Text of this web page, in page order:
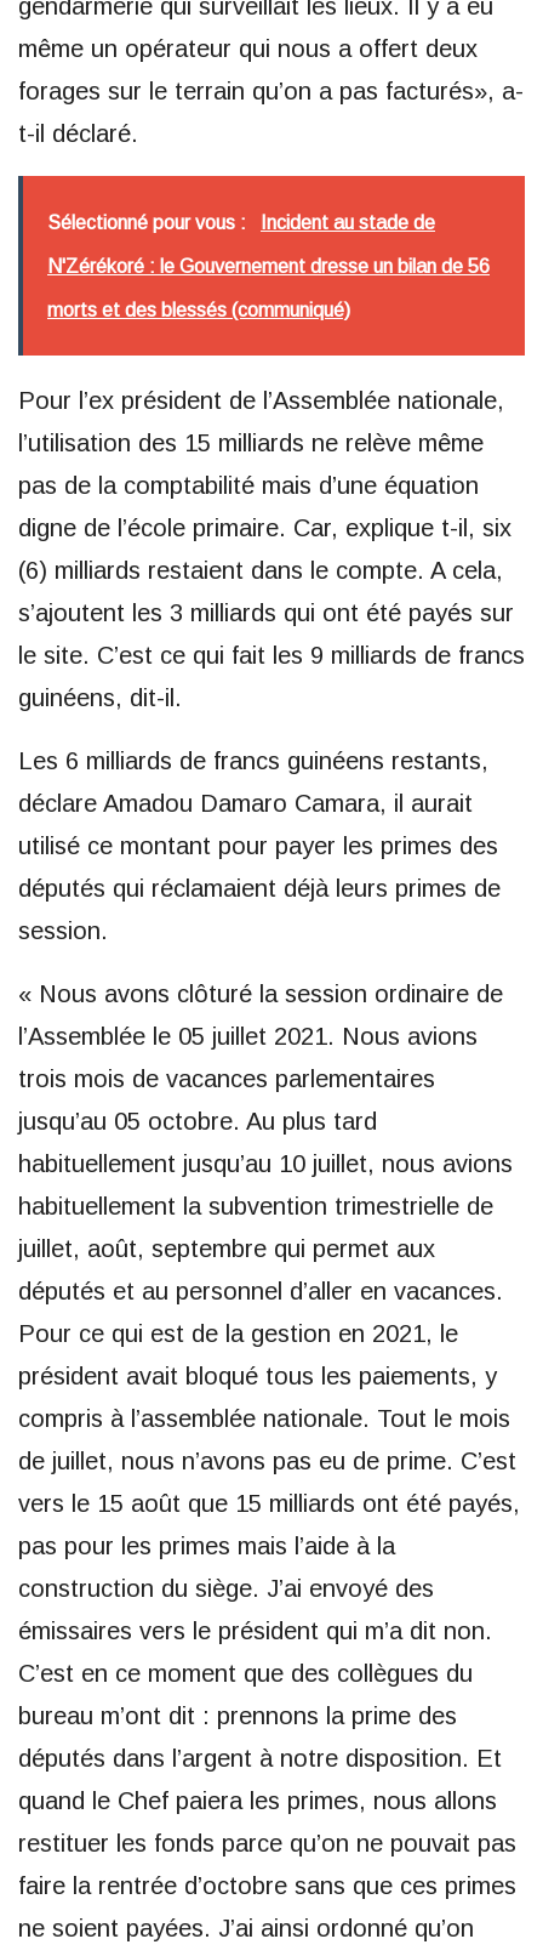
gendarmerie qui surveillait les lieux. Il y a eu
même un opérateur qui nous a offert deux
forages sur le terrain qu’on a pas facturés», a-
t-il déclaré.
Sélectionné pour vous : Incident au stade de
N'Zérékoré : le Gouvernement dresse un bilan de 56
morts et des blessés (communiqué)
Pour l’ex président de l’Assemblée nationale,
l’utilisation des 15 milliards ne relève même
pas de la comptabilité mais d’une équation
digne de l’école primaire. Car, explique t-il, six
(6) milliards restaient dans le compte. A cela,
s’ajoutent les 3 milliards qui ont été payés sur
le site. C’est ce qui fait les 9 milliards de francs
guinéens, dit-il.
Les 6 milliards de francs guinéens restants,
déclare Amadou Damaro Camara, il aurait
utilisé ce montant pour payer les primes des
députés qui réclamaient déjà leurs primes de
session.
« Nous avons clôturé la session ordinaire de
l’Assemblée le 05 juillet 2021. Nous avions
trois mois de vacances parlementaires
jusqu’au 05 octobre. Au plus tard
habituellement jusqu’au 10 juillet, nous avions
habituellement la subvention trimestrielle de
juillet, août, septembre qui permet aux
députés et au personnel d’aller en vacances.
Pour ce qui est de la gestion en 2021, le
président avait bloqué tous les paiements, y
compris à l’assemblée nationale. Tout le mois
de juillet, nous n’avons pas eu de prime. C’est
vers le 15 août que 15 milliards ont été payés,
pas pour les primes mais l’aide à la
construction du siège. J’ai envoyé des
émissaires vers le président qui m’a dit non.
C’est en ce moment que des collègues du
bureau m’ont dit : prennons la prime des
députés dans l’argent à notre disposition. Et
quand le Chef paiera les primes, nous allons
restituer les fonds parce qu’on ne pouvait pas
faire la rentrée d’octobre sans que ces primes
ne soient payées. J’ai ainsi ordonné qu’on